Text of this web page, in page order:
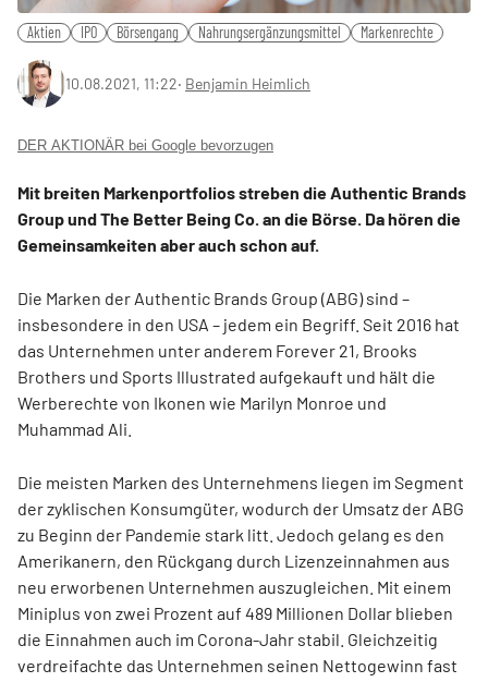
Aktien IPO Börsengang Nahrungsergänzungsmittel Markenrechte
10.08.2021, 11:22‧ Benjamin Heimlich
DER AKTIONÄR bei Google bevorzugen
Mit breiten Markenportfolios streben die Authentic Brands
Group und The Better Being Co. an die Börse. Da hören die
Gemeinsamkeiten aber auch schon auf.
Die Marken der Authentic Brands Group (ABG) sind –
insbesondere in den USA – jedem ein Begriff. Seit 2016 hat
das Unternehmen unter anderem Forever 21, Brooks
Brothers und Sports Illustrated aufgekauft und hält die
Werberechte von Ikonen wie Marilyn Monroe und
Muhammad Ali.
Die meisten Marken des Unternehmens liegen im Segment
der zyklischen Konsumgüter, wodurch der Umsatz der ABG
zu Beginn der Pandemie stark litt. Jedoch gelang es den
Amerikanern, den Rückgang durch Lizenzeinnahmen aus
neu erworbenen Unternehmen auszugleichen. Mit einem
Miniplus von zwei Prozent auf 489 Millionen Dollar blieben
die Einnahmen auch im Corona-Jahr stabil. Gleichzeitig
verdreifachte das Unternehmen seinen Nettogewinn fast